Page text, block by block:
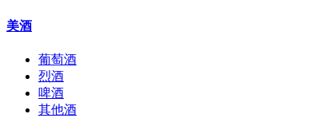
美酒
葡萄酒
烈酒
啤酒
其他酒